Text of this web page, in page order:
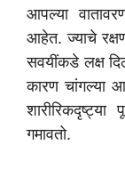
आपल्या
आहेत. ज्याचे
सवयींकडे लक्ष
कारण चांगल्या
गमावतो.